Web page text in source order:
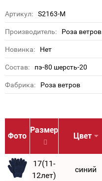
Артикул: S2163-M
Производитель: Роза ветров
Новинка: Нет
Состав: пэ-80 шерсть-20
Фабрика: Роза ветров
Фото
Размер
Цвет
17(11-
12лет)
синий